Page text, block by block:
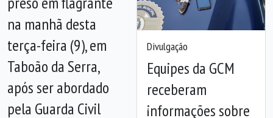
Divulgação
Equipes da GCM
receberam
informações sobre
Anterior
na manhã desta
terça-feira (9), em
Taboão da Serra,
após ser abordado
pela Guarda Civil